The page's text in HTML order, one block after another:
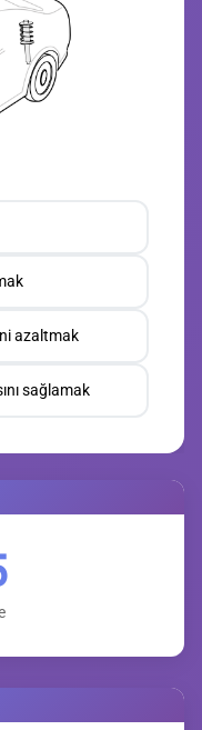
azaltmak
sağlamak